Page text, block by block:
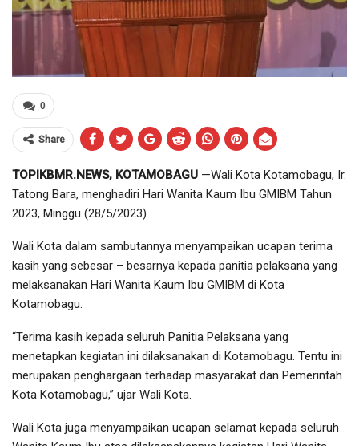
0
Share
TOPIKBMR.NEWS, KOTAMOBAGU —Wali Kota Kotamobagu, Ir.
Tatong Bara, menghadiri Hari Wanita Kaum Ibu GMIBM Tahun
2023, Minggu (28/5/2023).
Wali Kota dalam sambutannya menyampaikan ucapan terima
kasih yang sebesar – besarnya kepada panitia pelaksana yang
melaksanakan Hari Wanita Kaum Ibu GMIBM di Kota
Kotamobagu.
“Terima kasih kepada seluruh Panitia Pelaksana yang
menetapkan kegiatan ini dilaksanakan di Kotamobagu. Tentu ini
merupakan penghargaan terhadap masyarakat dan Pemerintah
Kota Kotamobagu,” ujar Wali Kota.
Wali Kota juga menyampaikan ucapan selamat kepada seluruh